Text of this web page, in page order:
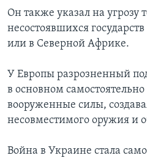
Он также указал на угрозу
несостоявшихся
или в Северной Африке.
У Европы разрозненный
в основном
вооруженные силы,
несовместимого оружия и
Война в Украине стала